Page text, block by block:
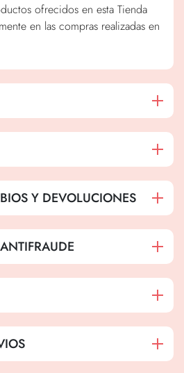
ofrecidos en esta Tienda
en las compras realizadas en
Y DEVOLUCIONES